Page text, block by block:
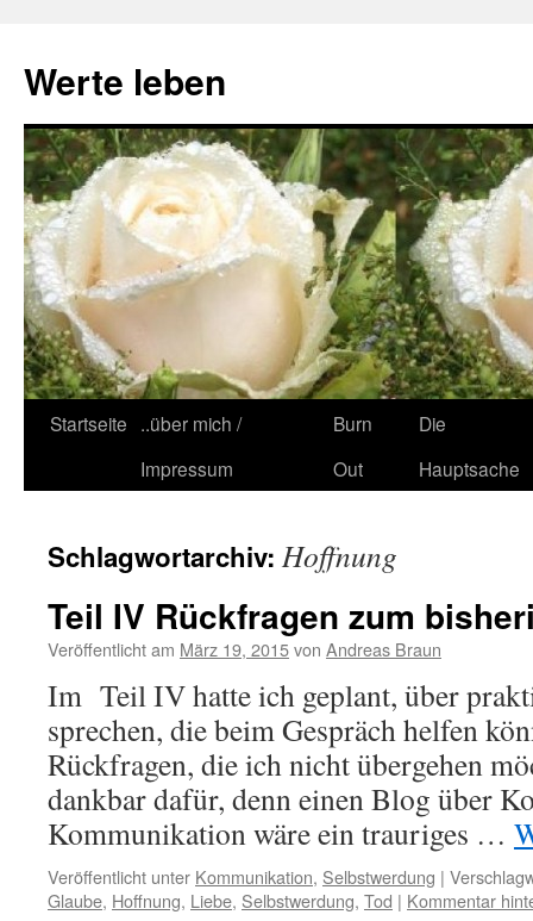
springen
Werte leben
Startseite ..über mich /
Impressum
Burn
Out
Die
Hauptsache
Schlagwortarchiv: Hoffnung
Teil IV Rückfragen zum
Veröffentlicht am März 19, 2015von Andreas Braun
Im Teil IV hatte ich geplant, über
sprechen, die beim Gespräch helfen
Rückfragen, die ich nicht übergehen
dankbar dafür, denn einen Blog über
Kommunikation wäre ein trauriges …
Veröffentlicht unter Kommunikation, Selbstwerdung |
Glaube, Hoffnung, Liebe, Selbstwerdung, Tod | Kommentar